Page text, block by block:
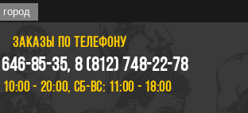
город
ЗАКАЗЫ ПО ТЕЛЕФОНУ
85-35, 8 (812) 748-22-78
- 20:00, СБ-ВС: 11:00 - 18:00